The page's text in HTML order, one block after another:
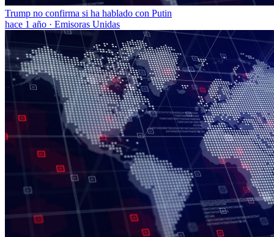
Trump no confirma si ha hablado con Putin
hace 1 año · Emisoras Unidas